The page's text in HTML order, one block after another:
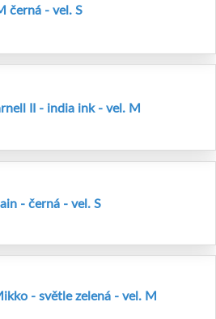
černá - vel. S
II - india ink - vel. M
- černá - vel. S
- světle zelená - vel. M